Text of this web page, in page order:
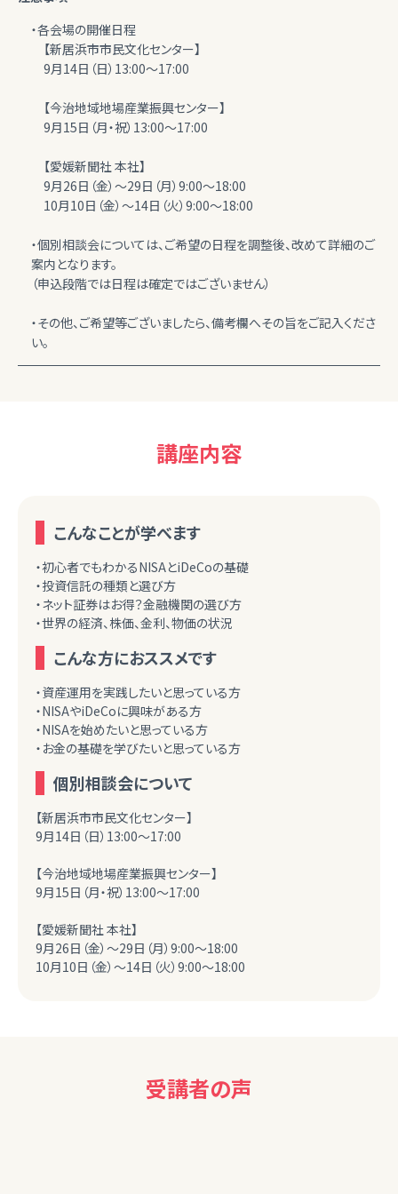
・各会場の開催日程
【新居浜市市民文化センター】
9月14日（日）13:00～17:00
【今治地域地場産業振興センター】
9月15日（月・祝）13:00～17:00
【愛媛新聞社 本社】
9月26日（金）～29日（月）9:00～18:00
10月10日（金）～14日（火）9:00～18:00
・個別相談会については、ご希望の日程を調整後、改めて詳細のご
案内となります。
（申込段階では日程は確定ではございません）
・その他、ご希望等ございましたら、備考欄へその旨をご記入くださ
い。
講座内容
こんなことが学べます
・初心者でもわかるNISAとiDeCoの基礎
・投資信託の種類と選び方
・ネット証券はお得？金融機関の選び方
・世界の経済、株価、金利、物価の状況
こんな方におススメです
・資産運用を実践したいと思っている方
・NISAやiDeCoに興味がある方
・NISAを始めたいと思っている方
・お金の基礎を学びたいと思っている方
個別相談会について
【新居浜市市民文化センター】
9月14日（日）13:00～17:00
【今治地域地場産業振興センター】
9月15日（月・祝）13:00～17:00
【愛媛新聞社 本社】
9月26日（金）～29日（月）9:00～18:00
10月10日（金）～14日（火）9:00～18:00
受講者の声